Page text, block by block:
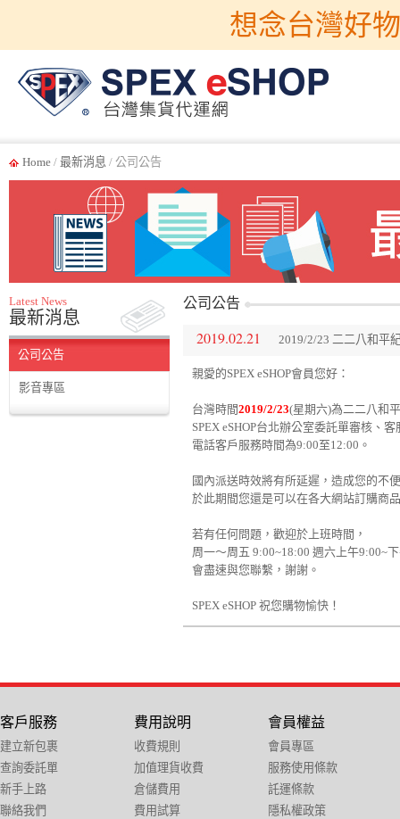
想念台灣好
Home / 最新消息 / 公司公告
Latest News
最新消息
公司公告
影音專區
公司公告
2019.02.21 2019/2/23 二二八和平
親愛的SPEX eSHOP會員您好：
台灣時間2019/2/23(星期六)為二二八和
SPEX eSHOP台北辦公室委託單審核、
電話客戶服務時間為9:00至12:00。
國內派送時效將有所延遲，造成您的不
於此期間您還是可以在各大網站訂購商
若有任何問題，歡迎於上班時間，
周一～周五 9:00~18:00 週六上午9:00~
會盡速與您聯繫，謝謝。
SPEX eSHOP 祝您購物愉快！
客戶服務
建立新包裹
查詢委託單
新手上路
聯絡我們
費用說明
收費規則
加值理貨收費
倉儲費用
費用試算
會員權益
會員專區
服務使用條款
託運條款
隱私權政策